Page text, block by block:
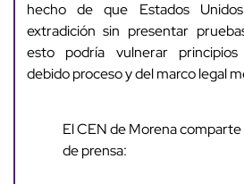
hecho de que Estados
extradición sin presentar
esto podría vulnerar
debido proceso y del marco legal
El CEN de Morena
de prensa: